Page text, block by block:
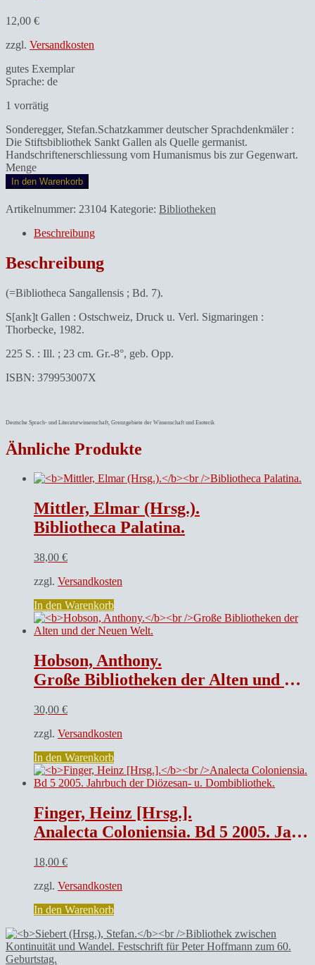
12,00 €
zzgl. Versandkosten
gutes Exemplar
Sprache: de
1 vorrätig
Sonderegger, Stefan.Schatzkammer deutscher Sprachdenkmäler :
Die Stiftsbibliothek Sankt Gallen als Quelle germanist.
Handschriftenerschliessung vom Humanismus bis zur Gegenwart.
Menge
In den Warenkorb
Artikelnummer: 23104 Kategorie: Bibliotheken
Beschreibung
Beschreibung
(=Bibliotheca Sangallensis ; Bd. 7).
S[ank]t Gallen : Ostschweiz, Druck u. Verl. Sigmaringen :
Thorbecke, 1982.
225 S. : Ill. ; 23 cm. Gr.-8°, geb. Opp.
ISBN: 379953007X
Deutsche Sprach- und Literaturwissenschaft, Grenzgebiete der Wissenschaft und Esoterik
Ähnliche Produkte
Mittler, Elmar (Hrsg.).
Bibliotheca Palatina.
38,00 €
zzgl. Versandkosten
In den Warenkorb
Hobson, Anthony.
Große Bibliotheken der Alten und der Neuen Welt.
30,00 €
zzgl. Versandkosten
In den Warenkorb
Finger, Heinz [Hrsg.].
Analecta Coloniensia. Bd 5 2005. Jahrbuch der Diözesan- u. Dombibliothek.
18,00 €
zzgl. Versandkosten
In den Warenkorb